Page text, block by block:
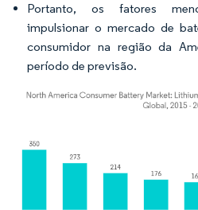
Portanto, os fatores
impulsionar o mercado de
consumidor na região da
período de previsão.